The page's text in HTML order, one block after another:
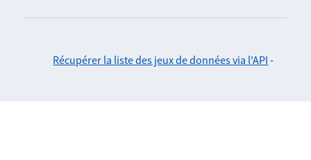
Récupérer la liste des jeux de données via l'API -